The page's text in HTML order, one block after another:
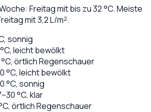
Freitag mit bis zu 32 °C. Meiste
mit 3,2 L/m².
sonnig
°C, leicht bewölkt
°C, örtlich Regenschauer
°C, leicht bewölkt
°C, sonnig
–30°C, klar
örtlich Regenschauer